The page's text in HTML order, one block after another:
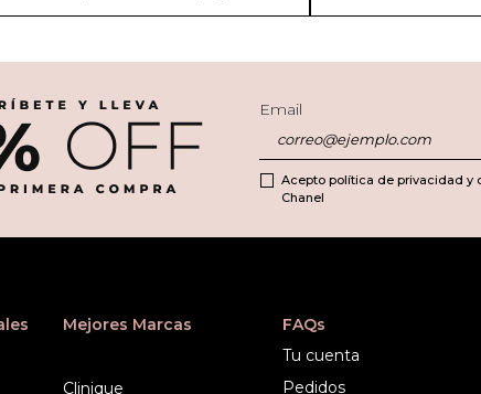
Email
Acepto política de privacidad y
Chanel
Mejores Marcas
Clinique
FAQs
Tu cuenta
Pedidos